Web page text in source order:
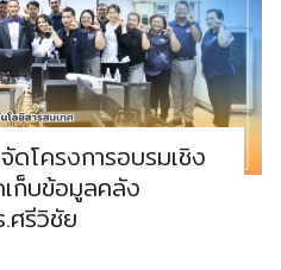
โครงการอบรมเชิง
ก็บข้อมูลคลัง
ศรีวิชัย